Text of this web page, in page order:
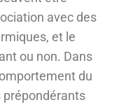
avec des
et le
ou non. Dans
du